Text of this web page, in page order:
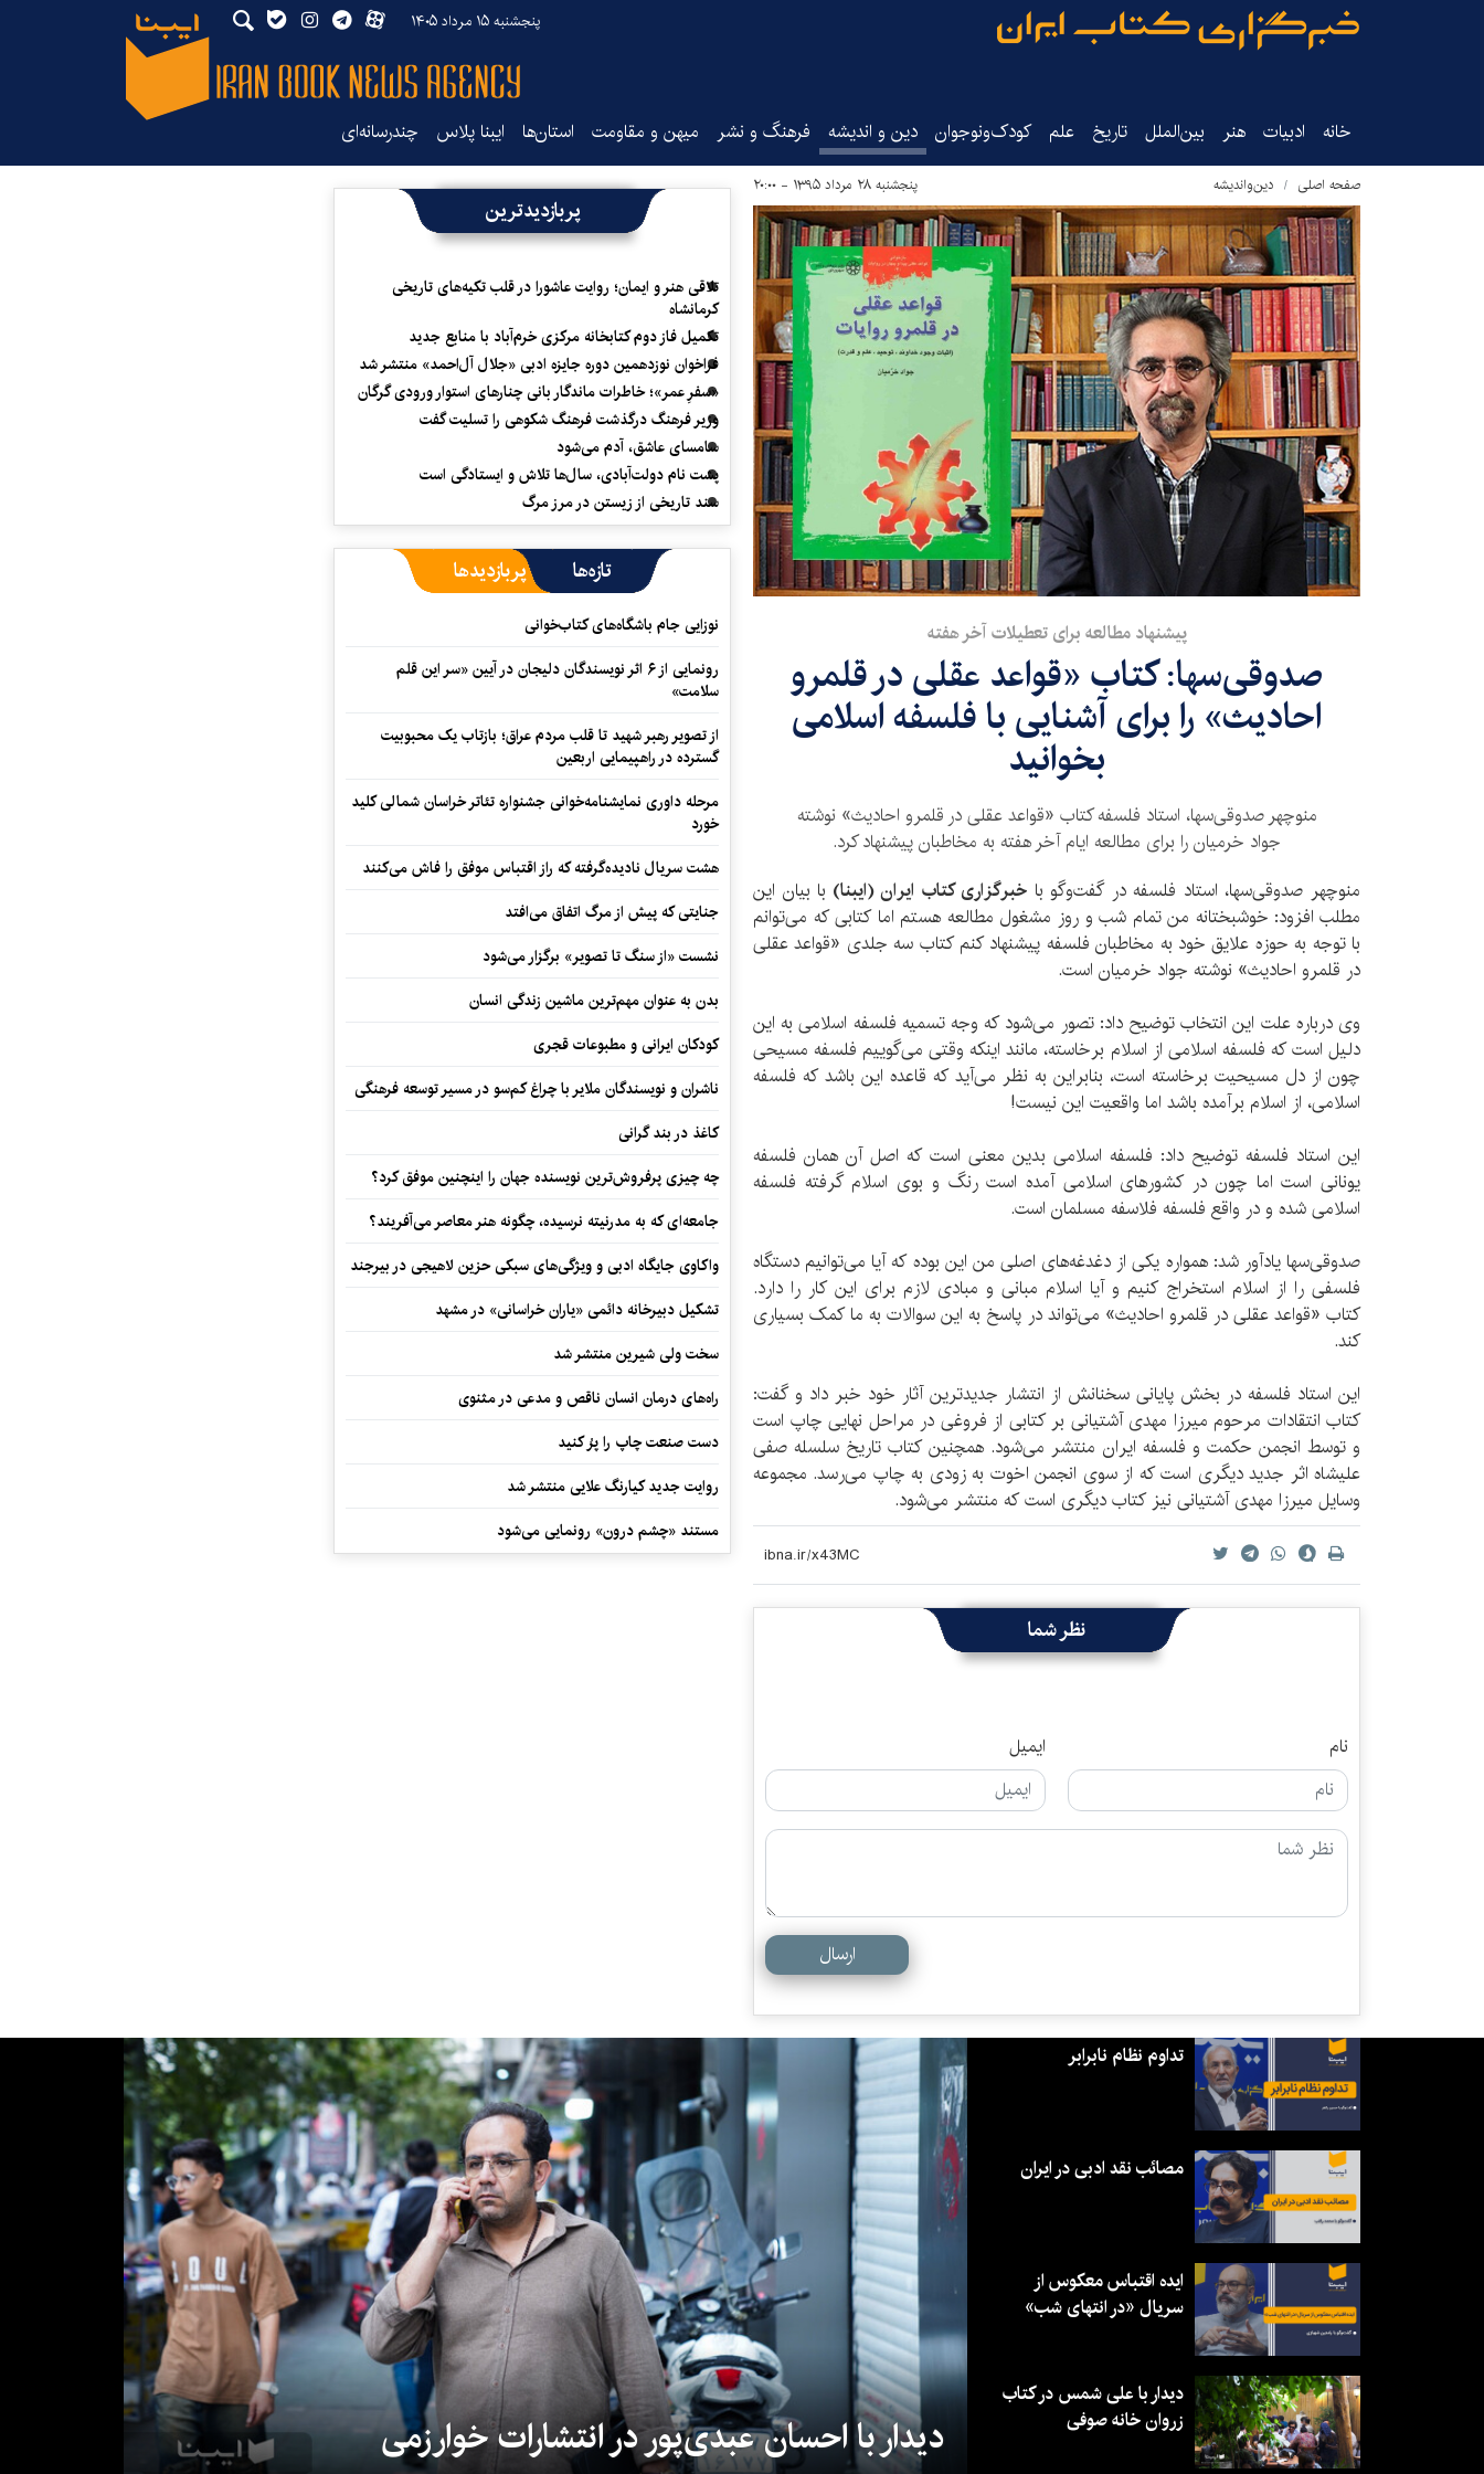
پنجشنبه ۱۵ مرداد ۱۴۰۵
خانه ادبیات هنر بین‌الملل تاریخ‌ علم کودک‌ونوجوان دین و اندیشه فرهنگ و نشر میهن و مقاومت استان‌ها ایبنا پلاس چندرسانه‌ای
صفحه اصلی دین‌واندیشه پنجشنبه ۲۸ مرداد ۱۳۹۵ - ۲۰:۰۰
پیشنهاد مطالعه برای تعطیلات آخر هفته
صدوقی‌سها: کتاب «قواعد عقلی در قلمرو
احادیث» را برای آشنایی با فلسفه اسلامی
بخوانید
منوچهر صدوقی‌سها، استاد فلسفه کتاب «قواعد عقلی در قلمرو احادیث» نوشته
جواد خرمیان را برای مطالعه ایام آخر هفته به مخاطبان پیشنهاد کرد.
منوچهر صدوقی‌سها، استاد فلسفه در گفت‌وگو با خبرگزاری کتاب ایران (ایبنا) با بیان این
مطلب افزود: خوشبختانه من تمام شب و روز مشغول مطالعه هستم اما کتابی که می‌توانم
با توجه به حوزه علایق خود به مخاطبان فلسفه پیشنهاد کنم کتاب سه جلدی «قواعد عقلی
در قلمرو احادیث» نوشته جواد خرمیان است.
وی درباره علت این انتخاب توضیح داد: تصور می‌شود که وجه تسمیه فلسفه اسلامی به این
دلیل است که فلسفه اسلامی از اسلام برخاسته، مانند اینکه وقتی می‌گوییم فلسفه مسیحی
چون از دل مسیحیت برخاسته است، بنابراین به نظر می‌آید که قاعده این باشد که فلسفه
اسلامی، از اسلام برآمده باشد اما واقعیت این نیست!
این استاد فلسفه توضیح داد: فلسفه اسلامی بدین معنی است که اصل آن همان فلسفه
یونانی است اما چون در کشورهای اسلامی آمده است رنگ و بوی اسلام گرفته فلسفه
اسلامی شده و در واقع فلسفه فلاسفه مسلمان است.
صدوقی‌سها یادآور شد: همواره یکی از دغدغه‌های اصلی من این بوده که آیا می‌توانیم دستگاه
فلسفی را از اسلام استخراج کنیم و آیا اسلام مبانی و مبادی لازم برای این کار را دارد.
کتاب «قواعد عقلی در قلمرو احادیث» می‌تواند در پاسخ به این سوالات به ما کمک بسیاری
کند.
این استاد فلسفه در بخش پایانی سخنانش از انتشار جدیدترین آثار خود خبر داد و گفت:
کتاب انتقادات مرحوم میرزا مهدی آشتیانی بر کتابی از فروغی در مراحل نهایی چاپ است
و توسط انجمن حکمت و فلسفه ایران منتشر می‌شود. همچنین کتاب تاریخ سلسله صفی
علیشاه اثر جدید دیگری است که از سوی انجمن اخوت به زودی به چاپ می‌رسد. مجموعه
وسایل میرزا مهدی آشتیانی نیز کتاب دیگری است که منتشر می‌شود.
نظر شما
نام ایمیل
ارسال
پربازدیدترین
تلاقی هنر و ایمان؛ روایت عاشورا در قلب تکیه‌های تاریخی
کرمانشاه
تکمیل فاز دوم کتابخانه مرکزی خرم‌آباد با منابع جدید
فراخوان نوزدهمین دوره جایزه ادبی «جلال آل‌احمد» منتشر شد
«سفرِ عمر»؛ خاطرات ماندگار بانی چنارهای استوار ورودی گرگان
وزیر فرهنگ درگذشت فرهنگ شکوهی را تسلیت گفت
سامسای عاشق، آدم می‌شود
پشت نام دولت‌آبادی، سال‌ها تلاش و ایستادگی است
سند تاریخی از زیستن در مرز مرگ
تازه‌ها پربازدیدها
نوزایی جام باشگاه‌های کتاب‌خوانی
رونمایی از ۶ اثر نویسندگان دلیجان در آیین «سر این قلم
سلامت»
از تصویر رهبر شهید تا قلب مردم عراق؛ بازتاب یک محبوبیت
گسترده در راهپیمایی اربعین
مرحله داوری نمایشنامه‌خوانی جشنواره تئاتر خراسان شمالی کلید
خورد
هشت سریال نادیده‌گرفته که راز اقتباس موفق را فاش می‌کنند
جنایتی که پیش از مرگ اتفاق می‌افتد
نشست «از سنگ تا تصویر» برگزار می‌شود
بدن به عنوان مهم‌ترین ماشین زندگی انسان
کودکان ایرانی و مطبوعات قجری
ناشران و نویسندگان ملایر با چراغ کم‌سو در مسیر توسعه فرهنگی
کاغذ در بند گرانی
چه چیزی پرفروش‌ترین نویسنده جهان را اینچنین موفق کرد؟
جامعه‌ای که به مدرنیته نرسیده، چگونه هنر معاصر می‌آفریند؟
واکاوی جایگاه ادبی و ویژگی‌های سبکی حزین لاهیجی در بیرجند
تشکیل دبیرخانه دائمی «یاران خراسانی» در مشهد
سخت ولی شیرین منتشر شد
راه‌های درمان انسان ناقص و مدعی در مثنوی
دست صنعت چاپ را پرُ کنید
روایت جدید کیارنگ علایی منتشر شد
مستند «چشم درون» رونمایی می‌شود
دیدار با احسان عبدی‌پور در انتشارات خوارزمی
تداوم نظام نابرابر
مصائب نقد ادبی در ایران
ایده اقتباس معکوس از
سریال «در انتهای شب»
دیدار با علی شمس در کتاب
زروان خانه صوفی